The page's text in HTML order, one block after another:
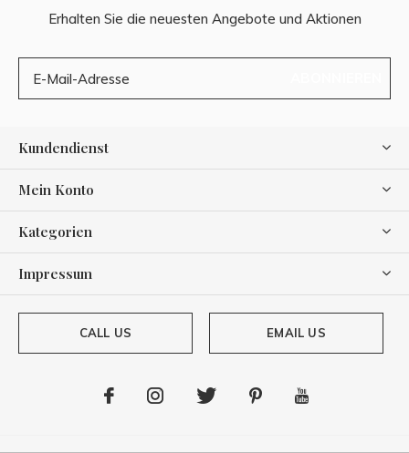
Erhalten Sie die neuesten Angebote und Aktionen
Kundendienst
Mein Konto
Kategorien
Impressum
CALL US EMAIL US